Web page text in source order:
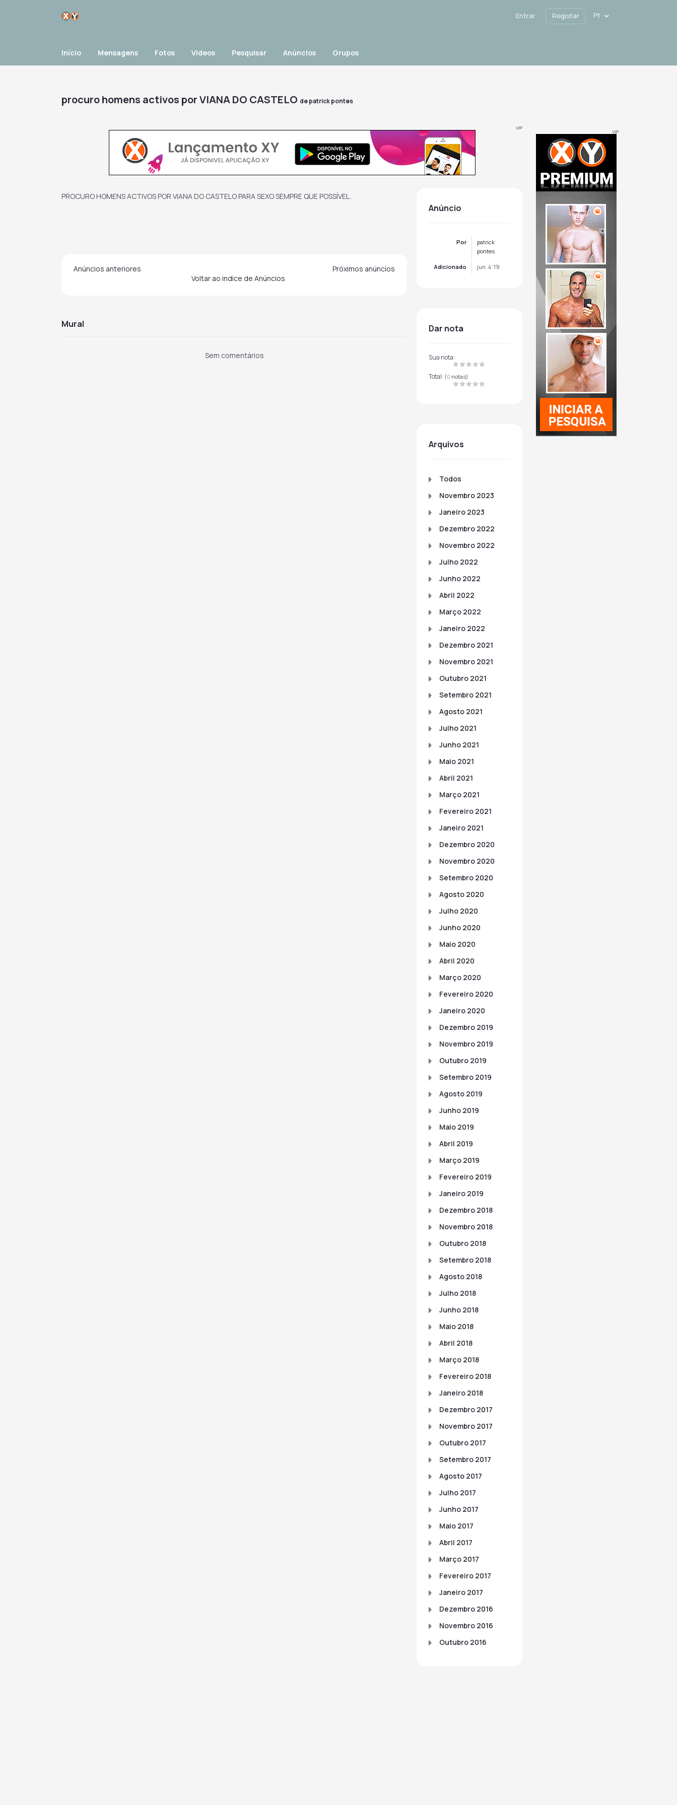
Entrar Registar Pt
Início Mensagens Fotos Videos Pesquisar Anúncios Grupos
procuro homens activos por VIANA DO CASTELO depatrick pontes
VIP
PROCURO HOMENS ACTIVOS POR VIANA DO CASTELO PARA SEXO SEMPRE QUE POSSÍVEL.
Anúncios anteriores
Próximos anúncios
Voltar ao indice de Anúncios
mural
Sem comentários
anúncio
Por
patrick
pontes
Adicionado jun. 4 '19
dar nota
Sua nota:
Total: (0 notas)
arquivos
Todos
Novembro 2023
Janeiro 2023
Dezembro 2022
Novembro 2022
Julho 2022
Junho 2022
Abril 2022
Março 2022
Janeiro 2022
Dezembro 2021
Novembro 2021
Outubro 2021
Setembro 2021
Agosto 2021
Julho 2021
Junho 2021
Maio 2021
Abril 2021
Março 2021
Fevereiro 2021
Janeiro 2021
Dezembro 2020
Novembro 2020
Setembro 2020
Agosto 2020
Julho 2020
Junho 2020
Maio 2020
Abril 2020
Março 2020
Fevereiro 2020
Janeiro 2020
Dezembro 2019
Novembro 2019
Outubro 2019
Setembro 2019
Agosto 2019
Junho 2019
Maio 2019
Abril 2019
Março 2019
Fevereiro 2019
Janeiro 2019
Dezembro 2018
Novembro 2018
Outubro 2018
Setembro 2018
Agosto 2018
Julho 2018
Junho 2018
Maio 2018
Abril 2018
Março 2018
Fevereiro 2018
Janeiro 2018
Dezembro 2017
Novembro 2017
Outubro 2017
Setembro 2017
Agosto 2017
Julho 2017
Junho 2017
Maio 2017
Abril 2017
Março 2017
Fevereiro 2017
Janeiro 2017
Dezembro 2016
Novembro 2016
Outubro 2016
VIP